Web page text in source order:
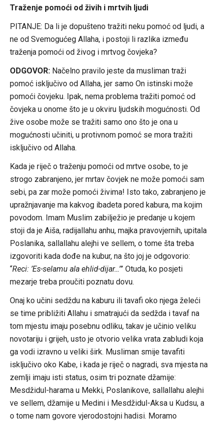
Traženje pomoći od živih i mrtvih ljudi
PITANJE: Da li je dopušteno tražiti neku pomoć od ljudi, a
ne od Svemogućeg Allaha, i postoji li razlika između
traženja pomoći od živog i mrtvog čovjeka?
ODGOVOR:Načelno pravilo jeste da musliman traži
pomoć isključivo od Allaha, jer samo On istinski može
pomoći čovjeku. Ipak, nema problema tražiti pomoć od
čovjeka u onome što je u okviru ljudskih mogućnosti. Od
žive osobe može se tražiti samo ono što je ona u
mogućnosti učiniti, u protivnom pomoć se mora tražiti
isključivo od Allaha.
Kada je riječ o traženju pomoći od mrtve osobe, to je
strogo zabranjeno, jer mrtav čovjek ne može pomoći sam
sebi, pa zar može pomoći živima! Isto tako, zabranjeno je
upražnjavanje ma kakvog ibadeta pored kabura, ma kojim
povodom. Imam Muslim zabilježio je predanje u kojem
stoji da je Aiša, radijallahu anhu, majka pravovjernih, upitala
Poslanika, sallallahu alejhi ve sellem, o tome šta treba
izgovoriti kada dođe na kubur, na što joj je odgovorio:
“Reci: ’Es-selamu ala ehlid-dijar…’” Otuda, ko posjeti
mezarje treba proučiti poznatu dovu.
Onaj ko učini sedždu na kaburu ili tavafi oko njega želeći
se time približiti Allahu i smatrajući da sedžda i tavaf na
tom mjestu imaju posebnu odliku, takav je učinio veliku
novotariju i grijeh, usto je otvorio velika vrata zabludi koja
ga vodi izravno u veliki širk. Musliman smije tavafiti
isključivo oko Kabe, i kada je riječ o nagradi, sva mjesta na
zemlji imaju isti status, osim tri poznate džamije:
Mesdžidul-harama u Mekki, Poslanikove, sallallahu alejhi
ve sellem, džamije u Medini i Mesdžidul-Aksa u Kudsu, a
o tome nam govore vjerodostojni hadisi. Moramo